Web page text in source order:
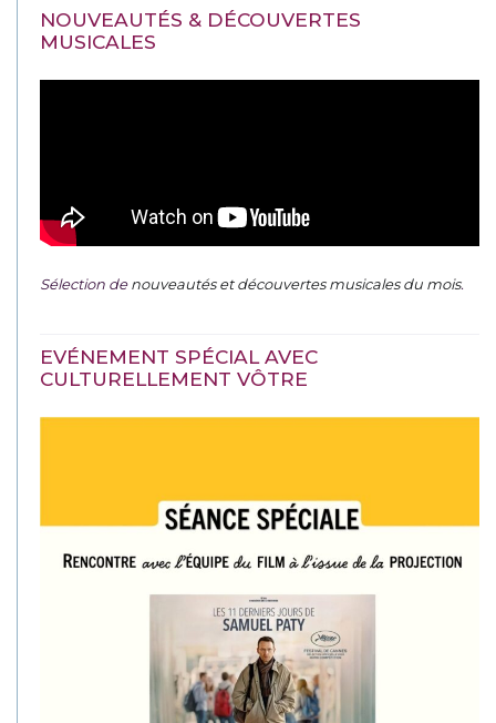
NOUVEAUTÉS & DÉCOUVERTES
MUSICALES
Sélection denouveautés et découvertes musicales du mois.
EVÉNEMENT SPÉCIAL AVEC
CULTURELLEMENT VÔTRE